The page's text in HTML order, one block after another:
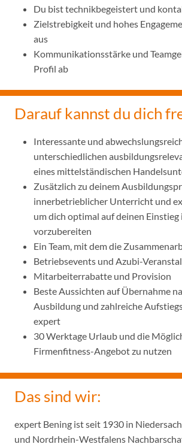
Du bist technikbegeistert und
Zielstrebigkeit und hohes
aus
Kommunikationsstärke und
Profil ab
Darauf kannst du dich
Interessante und
unterschiedlichen
eines mittelständischen
Zusätzlich zu deinem
innerbetrieblicher Unterricht und
um dich optimal auf deinen Einstieg
vorzubereiten
Ein Team, mit dem die
Betriebsevents und Azubi-
Mitarbeiterrabatte und Provision
Beste Aussichten auf Übernahme
Ausbildung und zahlreiche
expert
30 Werktage Urlaub und die
Firmenfitness-Angebot zu nutzen
Das sind wir:
expert Bening ist seit 1930 in
und Nordrhein-Westfalens